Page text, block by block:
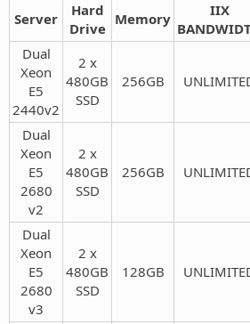
Server
Hard
Drive
Memory
IIX
Dual
Xeon
E5
2440v2​
2 x
480GB
SSD​
256GB​
Dual
Xeon
E5
2680
v2​
2 x
480GB
SSD​
256GB​
Dual
Xeon
E5
2680
v3​
2 x
480GB
SSD​
128GB​